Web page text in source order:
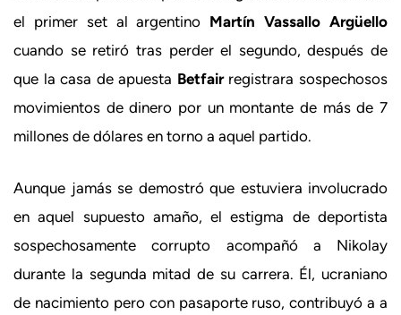
el primer set al argentino Martín Vassallo Argüello
cuando se retiró tras perder el segundo, después de
que la casa de apuesta Betfairregistrara sospechosos
movimientos de dinero por un montante de más de 7
millones de dólares en torno a aquel partido.
Aunque jamás se demostró que estuviera involucrado
en aquel supuesto amaño, el estigma de deportista
sospechosamente corrupto acompañó a Nikolay
durante la segunda mitad de su carrera. Él, ucraniano
de nacimiento pero con pasaporte ruso, contribuyó a a